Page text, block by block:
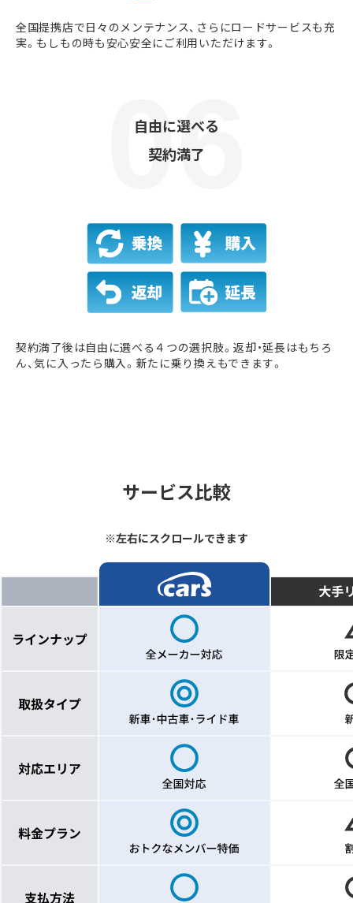
全国提携店で日々のメンテナンス、さらにロードサービスも充
実。もしもの時も安心安全にご利用いただけます。
自由に選べる
契約満了
契約満了後は自由に選べる４つの選択肢。返却・延長はもちろ
ん、気に入ったら購入。新たに乗り換えもできます。
サービス比較
※左右にスクロールできます